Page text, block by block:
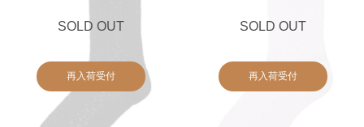
SOLD OUT
再入荷受付
SOLD OUT
再入荷受付